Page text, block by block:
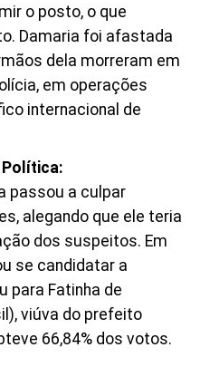
o posto, o que
Damaria foi afastada
dela morreram em
em operações
internacional de
Política:
passou a culpar
alegando que ele teria
dos suspeitos. Em
se candidatar a
para Fatinha de
viúva do prefeito
66,84% dos votos.